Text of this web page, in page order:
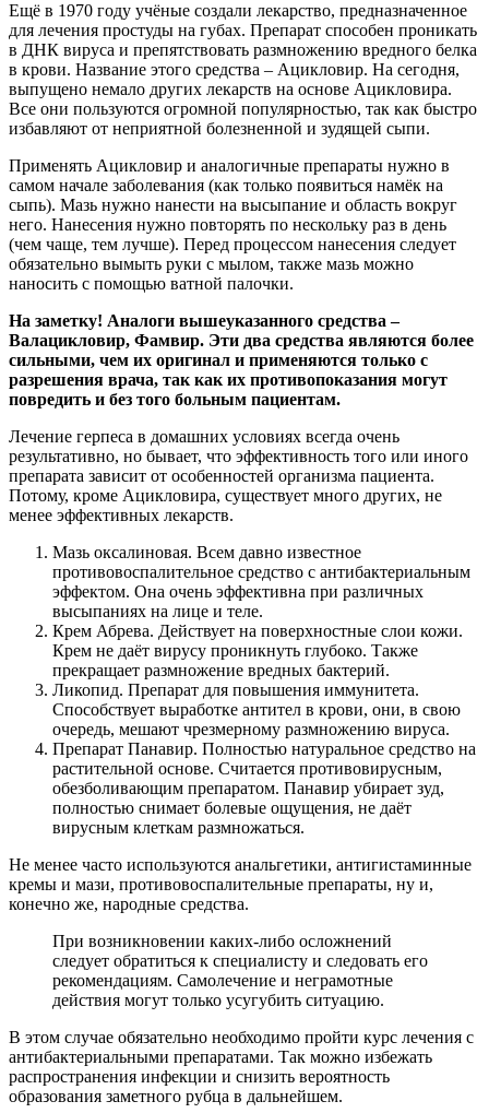
Ещё в 1970 году учёные создали лекарство, предназначенное
для лечения простуды на губах. Препарат способен проникать
в ДНК вируса и препятствовать размножению вредного белка
в крови. Название этого средства – Ацикловир. На сегодня,
выпущено немало других лекарств на основе Ацикловира.
Все они пользуются огромной популярностью, так как быстро
избавляют от неприятной болезненной и зудящей сыпи.
Применять Ацикловир и аналогичные препараты нужно в
самом начале заболевания (как только появиться намёк на
сыпь). Мазь нужно нанести на высыпание и область вокруг
него. Нанесения нужно повторять по нескольку раз в день
(чем чаще, тем лучше). Перед процессом нанесения следует
обязательно вымыть руки с мылом, также мазь можно
наносить с помощью ватной палочки.
На заметку! Аналоги вышеуказанного средства –
Валацикловир, Фамвир. Эти два средства являются более
сильными, чем их оригинал и применяются только с
разрешения врача, так как их противопоказания могут
повредить и без того больным пациентам.
Лечение герпеса в домашних условиях всегда очень
результативно, но бывает, что эффективность того или иного
препарата зависит от особенностей организма пациента.
Потому, кроме Ацикловира, существует много других, не
менее эффективных лекарств.
Мазь оксалиновая. Всем давно известное
противовоспалительное средство с антибактериальным
эффектом. Она очень эффективна при различных
высыпаниях на лице и теле.
Крем Абрева. Действует на поверхностные слои кожи.
Крем не даёт вирусу проникнуть глубоко. Также
прекращает размножение вредных бактерий.
Ликопид. Препарат для повышения иммунитета.
Способствует выработке антител в крови, они, в свою
очередь, мешают чрезмерному размножению вируса.
Препарат Панавир. Полностью натуральное средство на
растительной основе. Считается противовирусным,
обезболивающим препаратом. Панавир убирает зуд,
полностью снимает болевые ощущения, не даёт
вирусным клеткам размножаться.
Не менее часто используются анальгетики, антигистаминные
кремы и мази, противовоспалительные препараты, ну и,
конечно же, народные средства.
При возникновении каких-либо осложнений
следует обратиться к специалисту и следовать его
рекомендациям. Самолечение и неграмотные
действия могут только усугубить ситуацию.
В этом случае обязательно необходимо пройти курс лечения с
антибактериальными препаратами. Так можно избежать
распространения инфекции и снизить вероятность
образования заметного рубца в дальнейшем.